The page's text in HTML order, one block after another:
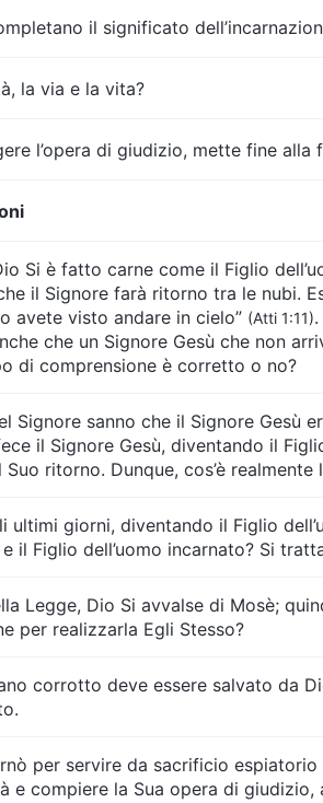
il significato
la via e la vita?
l’opera di giudizio, mette fine
Si è fatto carne come il Figlio
il Signore farà ritorno tra le nubi.
avete visto andare in cielo” (Atti 1:11).
che un Signore Gesù che non
di comprensione è corretto o no?
Signore sanno che il Signore Gesù
il Signore Gesù, diventando il
ritorno. Dunque, cos’è realmente
giorni, diventando il Figlio
il Figlio dell’uomo incarnato? Si
Legge, Dio Si avvalse di Mosè;
per realizzarla Egli Stesso?
corrotto deve essere salvato da
per servire da sacrificio
e compiere la Sua opera di